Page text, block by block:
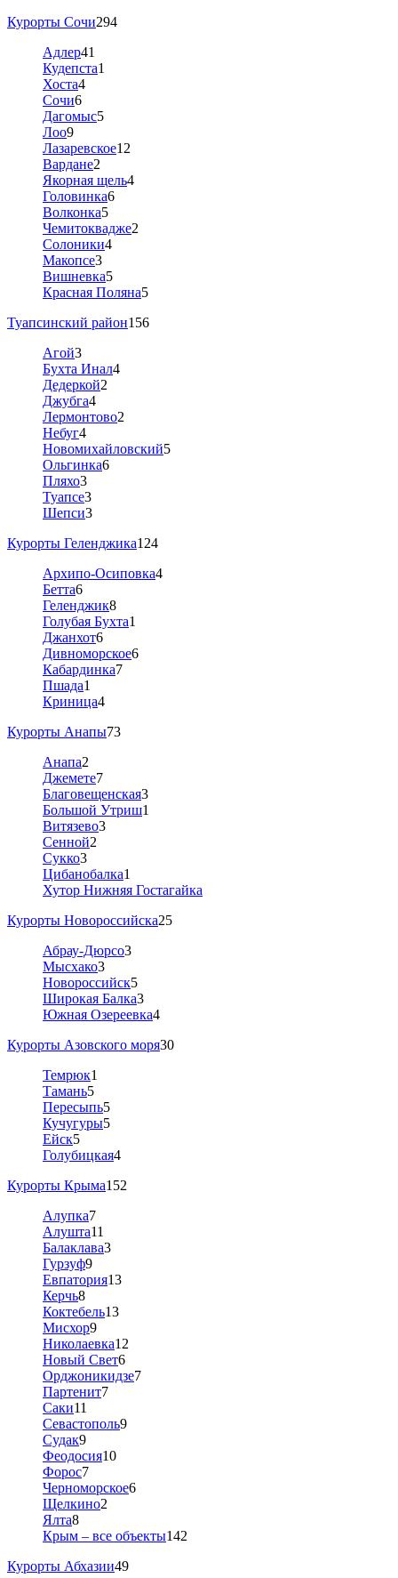
Курорты Сочи294
Адлер41
Кудепста1
Хоста4
Сочи6
Дагомыс5
Лоо9
Лазаревское12
Вардане2
Якорная щель4
Головинка6
Волконка5
Чемитоквадже2
Солоники4
Макопсе3
Вишневка5
Красная Поляна5
Туапсинский район156
Агой3
Бухта Инал4
Дедеркой2
Джубга4
Лермонтово2
Небуг4
Новомихайловский5
Ольгинка6
Пляхо3
Туапсе3
Шепси3
Курорты Геленджика124
Архипо-Осиповка4
Бетта6
Геленджик8
Голубая Бухта1
Джанхот6
Дивноморское6
Кабардинка7
Пшада1
Криница4
Курорты Анапы73
Анапа2
Джемете7
Благовещенская3
Большой Утриш1
Витязево3
Сенной2
Сукко3
Цибанобалка1
Хутор Нижняя Гостагайка
Курорты Новороссийска25
Абрау-Дюрсо3
Мысхако3
Новороссийск5
Широкая Балка3
Южная Озереевка4
Курорты Азовского моря30
Темрюк1
Тамань5
Пересыпь5
Кучугуры5
Ейск5
Голубицкая4
Курорты Крыма152
Алупка7
Алушта11
Балаклава3
Гурзуф9
Евпатория13
Керчь8
Коктебель13
Мисхор9
Николаевка12
Новый Свет6
Орджоникидзе7
Партенит7
Саки11
Севастополь9
Судак9
Феодосия10
Форос7
Черноморское6
Щелкино2
Ялта8
Крым – все объекты142
Курорты Абхазии49